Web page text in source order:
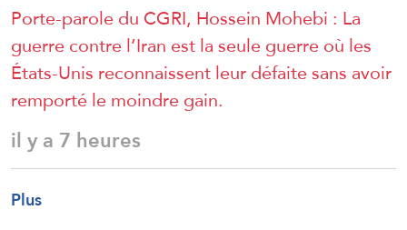
Porte-parole du CGRI, Hossein Mohebi : La
guerre contre l’Iran est la seule guerre où les
États-Unis reconnaissent leur défaite sans avoir
remporté le moindre gain.
il y a 7 heures
Plus